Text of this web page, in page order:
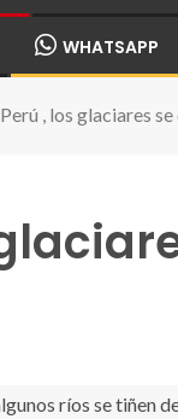
WHATSAPP
, los glaciares